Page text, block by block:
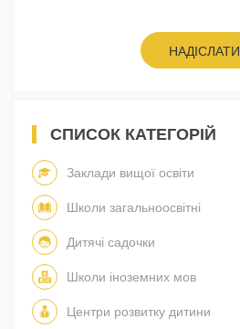
НАДІСЛАТИ
СПИСОК КАТЕГОРІЙ
Заклади вищої освіти
Школи загальноосвітні
Дитячі садочки
Школи іноземних мов
Центри розвитку дитини